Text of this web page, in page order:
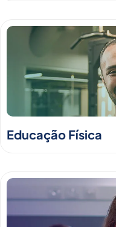
Educação Física